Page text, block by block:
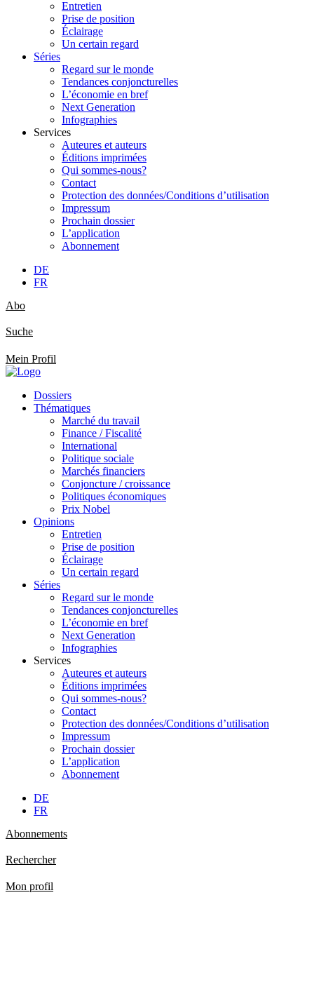
Entretien
Prise de position
Éclairage
Un certain regard
Séries
Regard sur le monde
Tendances conjoncturelles
L’économie en bref
Next Generation
Infographies
Services
Auteures et auteurs
Éditions imprimées
Qui sommes-nous?
Contact
Protection des données/Conditions d’utilisation
Impressum
Prochain dossier
L’application
Abonnement
DE
FR
Abo
Suche
Mein Profil
Dossiers
Thématiques
Marché du travail
Finance / Fiscalité
International
Politique sociale
Marchés financiers
Conjoncture / croissance
Politiques économiques
Prix Nobel
Opinions
Entretien
Prise de position
Éclairage
Un certain regard
Séries
Regard sur le monde
Tendances conjoncturelles
L’économie en bref
Next Generation
Infographies
Services
Auteures et auteurs
Éditions imprimées
Qui sommes-nous?
Contact
Protection des données/Conditions d’utilisation
Impressum
Prochain dossier
L’application
Abonnement
DE
FR
Abonnements
Rechercher
Mon profil